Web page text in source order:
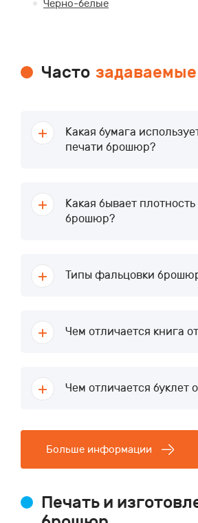
Черно-белые
Часто
Какая бумага
печати брошюр?
Какая бывает
брошюр?
Типы фальцовки
Чем отличается книга
Чем отличается буклет
Больше информации
Печать и